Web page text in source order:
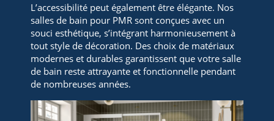
L’accessibilité peut également être élégante. Nos
salles de bain pour PMR sont conçues avec un
souci esthétique, s’intégrant harmonieusement à
tout style de décoration. Des choix de matériaux
modernes et durables garantissent que votre salle
de bain reste attrayante et fonctionnelle pendant
de nombreuses années.